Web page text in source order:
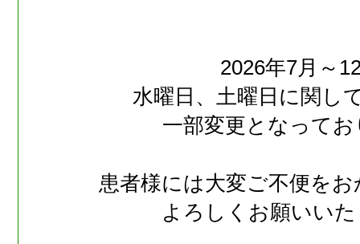
2026年7月～
水曜日、土曜日に関し
一部変更となって
患者様には大変ご不便を
よろしくお願いい